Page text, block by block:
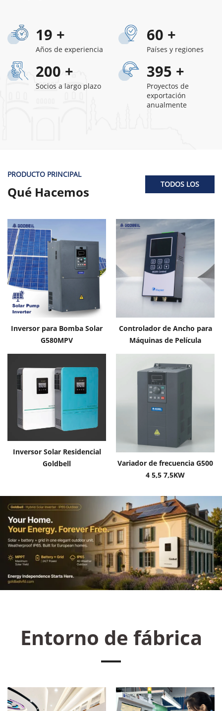
19 +
Años de experiencia
60 +
Países y regiones
200 +
Socios a largo plazo
395 +
Proyectos de
exportación
anualmente
PRODUCTO PRINCIPAL
Qué Hacemos
TODOS LOS
Inversor para Bomba Solar
G580MPV
Controlador de Ancho para
Máquinas de Película
Soplada Goldbell
Inversor Solar Residencial
Goldbell
Variador de frecuencia G500
4 5,5 7,5KW
Entorno de fábrica